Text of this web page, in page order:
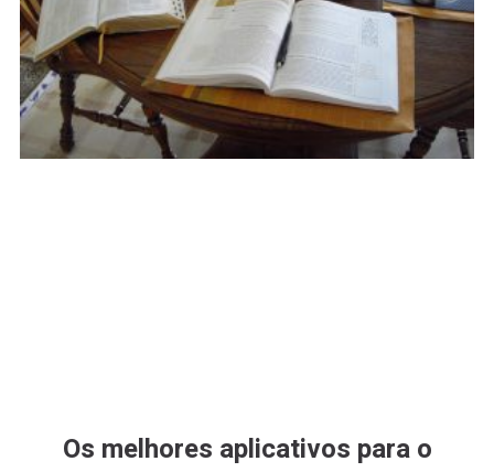
Os melhores aplicativos para o